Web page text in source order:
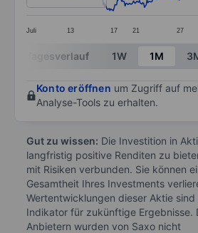
Juli 13 17 21 27
End of interactive chart.
Tagesverlauf 1W 1M
Konto eröffnen um Zugriff auf
Analyse-Tools zu erhalten.
Gut zu wissen: Die Investition in
langfristig positive Renditen zu
mit Risiken verbunden. Sie können
Gesamtheit Ihres Investments
Wertentwicklungen dieser Aktie
Indikator für zukünftige Ergebnisse.
Anbietern wurden von Saxo nicht